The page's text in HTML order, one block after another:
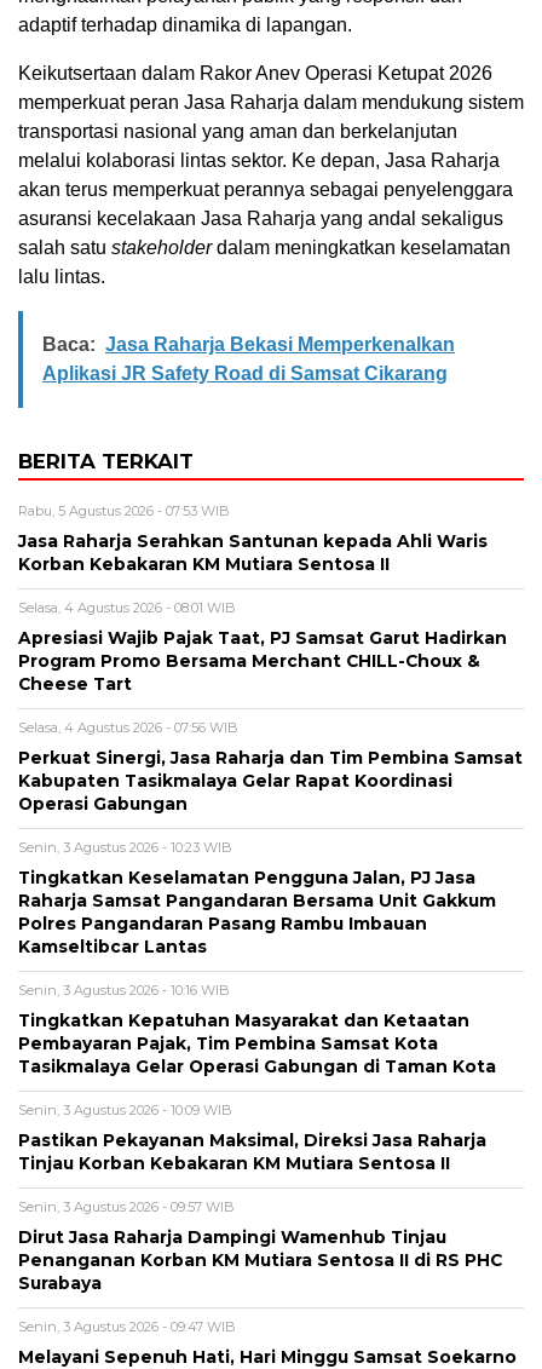
adaptif terhadap dinamika di lapangan.
Keikutsertaan dalam Rakor Anev Operasi Ketupat 2026
memperkuat peran Jasa Raharja dalam mendukung sistem
transportasi nasional yang aman dan berkelanjutan
melalui kolaborasi lintas sektor. Ke depan, Jasa Raharja
akan terus memperkuat perannya sebagai penyelenggara
asuransi kecelakaan Jasa Raharja yang andal sekaligus
salah satu stakeholderdalam meningkatkan keselamatan
lalu lintas.
Baca: Jasa Raharja Bekasi Memperkenalkan
Aplikasi JR Safety Road di Samsat Cikarang
BERITA TERKAIT
Rabu, 5 Agustus 2026 - 07:53 WIB
Jasa Raharja Serahkan Santunan kepada Ahli Waris
Korban Kebakaran KM Mutiara Sentosa II
Selasa, 4 Agustus 2026 - 08:01 WIB
Apresiasi Wajib Pajak Taat, PJ Samsat Garut Hadirkan
Program Promo Bersama Merchant CHILL-Choux &
Cheese Tart
Selasa, 4 Agustus 2026 - 07:56 WIB
Perkuat Sinergi, Jasa Raharja dan Tim Pembina Samsat
Kabupaten Tasikmalaya Gelar Rapat Koordinasi
Operasi Gabungan
Senin, 3 Agustus 2026 - 10:23 WIB
Tingkatkan Keselamatan Pengguna Jalan, PJ Jasa
Raharja Samsat Pangandaran Bersama Unit Gakkum
Polres Pangandaran Pasang Rambu Imbauan
Kamseltibcar Lantas
Senin, 3 Agustus 2026 - 10:16 WIB
Tingkatkan Kepatuhan Masyarakat dan Ketaatan
Pembayaran Pajak, Tim Pembina Samsat Kota
Tasikmalaya Gelar Operasi Gabungan di Taman Kota
Senin, 3 Agustus 2026 - 10:09 WIB
Pastikan Pekayanan Maksimal, Direksi Jasa Raharja
Tinjau Korban Kebakaran KM Mutiara Sentosa II
Senin, 3 Agustus 2026 - 09:57 WIB
Dirut Jasa Raharja Dampingi Wamenhub Tinjau
Penanganan Korban KM Mutiara Sentosa II di RS PHC
Surabaya
Senin, 3 Agustus 2026 - 09:47 WIB
Melayani Sepenuh Hati, Hari Minggu Samsat Soekarno